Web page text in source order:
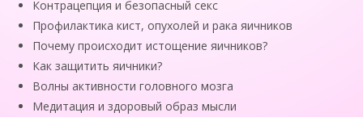
Контрацепция и безопасный секс
Профилактика кист, опухолей и рака яичников
Почему происходит истощение яичников?
Как защитить яичники?
Волны активности головного мозга
Медитация и здоровый образ мысли